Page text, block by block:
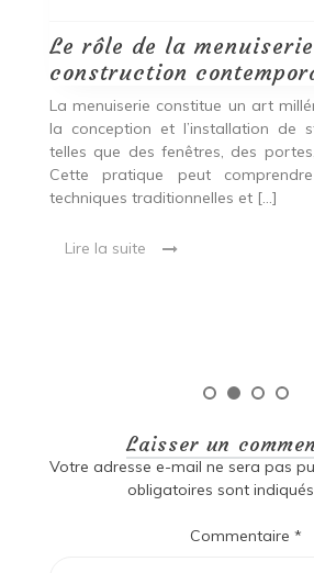
Le rôle de la
construction
La menuiserie constitue un art
la conception et l’installation de
telles que des fenêtres, des
Cette pratique peut
techniques traditionnelles et […]
Lire la suite
Laisser un
Votre adresse e-mail ne sera pas
obligatoires sont
Commentaire *